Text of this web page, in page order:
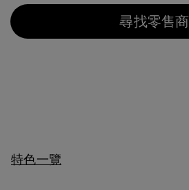
尋找零售商
特色一覽